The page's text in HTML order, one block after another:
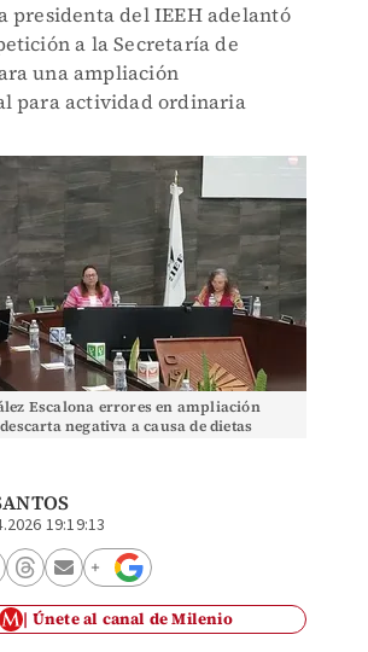
presidenta del IEEH adelantó
a la Secretaría de
una ampliación
para actividad ordinaria
Escalona errores en ampliación
negativa a causa de dietas
19:19:13
Únete al canal de Milenio